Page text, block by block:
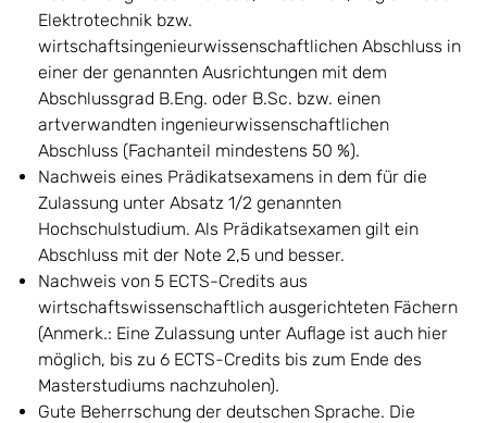
Elektrotechnik bzw.
wirtschaftsingenieurwissenschaftlichen Abschluss in
einer der genannten Ausrichtungen mit dem
Abschlussgrad B.Eng. oder B.Sc. bzw. einen
artverwandten ingenieurwissenschaftlichen
Abschluss (Fachanteil mindestens 50 %).
Nachweis eines Prädikatsexamens in dem für die
Zulassung unter Absatz 1/2 genannten
Hochschulstudium. Als Prädikatsexamen gilt ein
Abschluss mit der Note 2,5 und besser.
Nachweis von 5 ECTS-Credits aus
wirtschaftswissenschaftlich ausgerichteten Fächern
(Anmerk.: Eine Zulassung unter Auflage ist auch hier
möglich, bis zu 6 ECTS-Credits bis zum Ende des
Masterstudiums nachzuholen).
Gute Beherrschung der deutschen Sprache. Die